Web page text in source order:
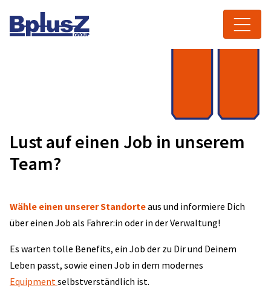
Toggle navigation
Lust auf einen Job in unserem
Team?
Wähle einen unserer Standorteaus und informiere Dich
über einen Job als Fahrer:in oder in der Verwaltung!
Es warten tolle Benefits, ein Job der zu Dir und Deinem
Leben passt, sowie einen Job in dem modernes
Equipmentselbstverständlich ist.